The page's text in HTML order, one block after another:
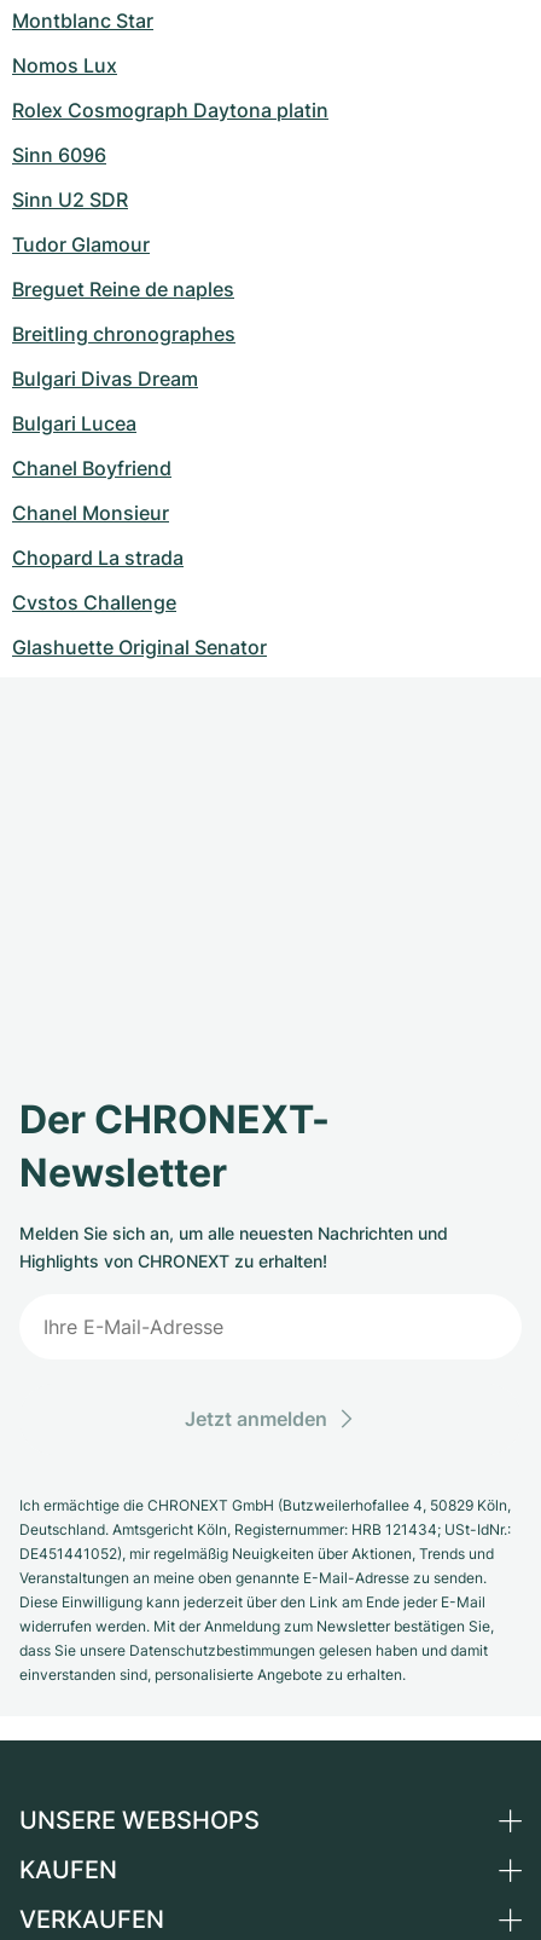
Montblanc Star
Nomos Lux
Rolex Cosmograph Daytona platin
Sinn 6096
Sinn U2 SDR
Tudor Glamour
Breguet Reine de naples
Breitling chronographes
Bulgari Divas Dream
Bulgari Lucea
Chanel Boyfriend
Chanel Monsieur
Chopard La strada
Cvstos Challenge
Glashuette Original Senator
Der CHRONEXT-
Newsletter
Melden Sie sich an, um alle neuesten Nachrichten und
Highlights von CHRONEXT zu erhalten!
Jetzt anmelden
Ich ermächtige die CHRONEXT GmbH (Butzweilerhofallee 4, 50829 Köln,
Deutschland. Amtsgericht Köln, Registernummer: HRB 121434; USt-IdNr.:
DE451441052), mir regelmäßig Neuigkeiten über Aktionen, Trends und
Veranstaltungen an meine oben genannte E-Mail-Adresse zu senden.
Diese Einwilligung kann jederzeit über den Link am Ende jeder E-Mail
widerrufen werden. Mit der Anmeldung zum Newsletter bestätigen Sie,
dass Sie unsere Datenschutzbestimmungen gelesen haben und damit
einverstanden sind, personalisierte Angebote zu erhalten.
UNSERE WEBSHOPS
Deutschland
KAUFEN
Alle Luxusuhren
VERKAUFEN